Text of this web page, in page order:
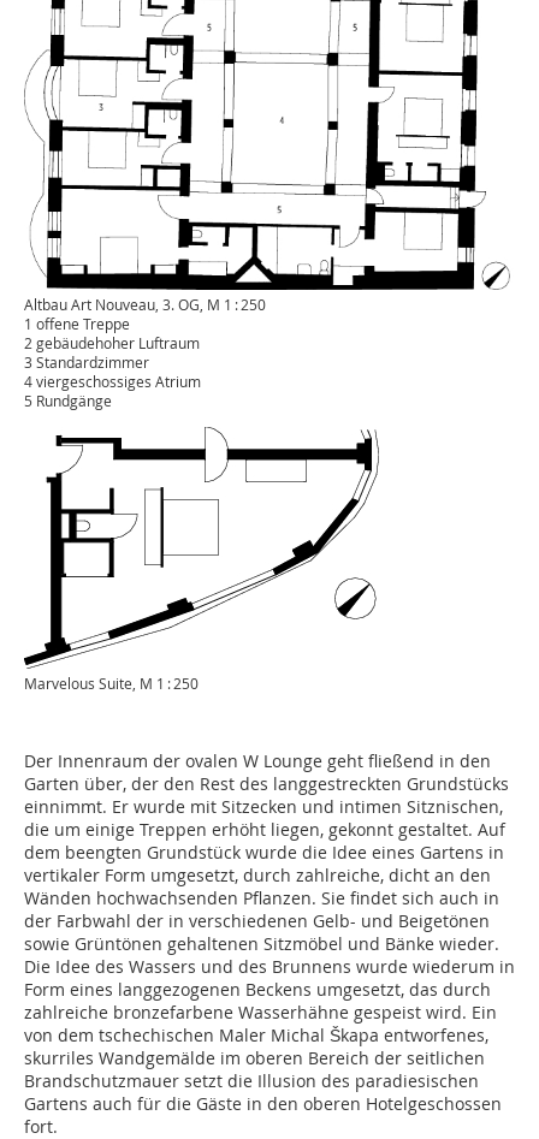
Altbau Art Nouveau, 3. OG, M 1 : 250
1 offene Treppe
2 gebäudehoher Luftraum
3 Standardzimmer
4 viergeschossiges Atrium
5 Rundgänge
Marvelous Suite, M 1 : 250
Der Innenraum der ovalen W Lounge geht fließend in den
Garten über, der den Rest des langgestreckten Grundstücks
einnimmt. Er wurde mit Sitzecken und intimen Sitznischen,
die um einige Treppen erhöht liegen, gekonnt gestaltet. Auf
dem beengten Grundstück wurde die Idee eines Gartens in
vertikaler Form umgesetzt, durch zahlreiche, dicht an den
Wänden hochwachsenden Pflanzen. Sie findet sich auch in
der Farbwahl der in verschiedenen Gelb- und Beigetönen
sowie Grüntönen gehaltenen Sitzmöbel und Bänke wieder.
Die Idee des Wassers und des Brunnens wurde wiederum in
Form eines langgezogenen Beckens umgesetzt, das durch
zahlreiche bronzefarbene Wasserhähne gespeist wird. Ein
von dem tschechischen Maler Michal Škapa entworfenes,
skurriles Wand­gemälde im oberen Bereich der seitlichen
Brandschutzmauer setzt die Illusion des paradiesischen
Gartens auch für die Gäs­te in den oberen Hotelgeschossen
fort.